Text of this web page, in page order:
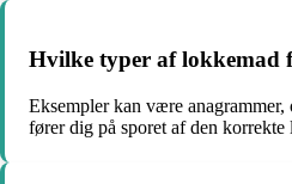
Hvilke typer af lokkemad
Eksempler kan være anagrammer,
fører dig på sporet af den korrekte